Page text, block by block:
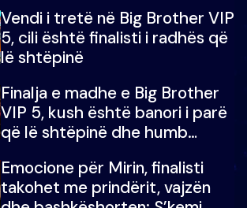
Vendi i tretë në Big Brother VIP
5, cili është finalisti i radhës që
lë shtëpinë
Finalja e madhe e Big Brother
VIP 5, kush është banori i parë
që lë shtëpinë dhe humb
çmimin e madh
Emocione për Mirin, finalisti
takohet me prindërit, vajzën